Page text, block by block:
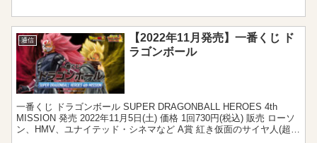
通信
【2022年11月発売】一番くじ ド
ラゴンボール
一番くじ ドラゴンボール SUPER DRAGONBALL HEROES 4th
MISSION 発売 2022年11月5日(土) 価格 1回730円(税込) 販売 ローソ
ン、HMV、ユナイテッド・シネマなど A賞 紅き仮面のサイヤ人(超